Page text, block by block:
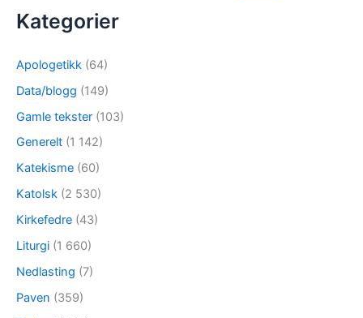
Kategorier
Apologetikk (64)
Data/blogg (149)
Gamle tekster (103)
Generelt (1 142)
Katekisme (60)
Katolsk (2 530)
Kirkefedre (43)
Liturgi (1 660)
Nedlasting (7)
Paven (359)